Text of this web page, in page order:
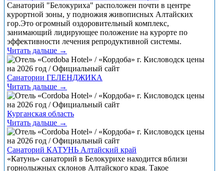
Санаторий "Белокуриха" расположен почти в центре
курортной зоны, у подножия живописных Алтайских
гор.Это огромный оздоровительный комплекс,
занимающий лидирующее положение на курорте по
эффективности лечения репродуктивной системы.
Читать дальше →
Санатории ГЕЛЕНДЖИКА
Читать дальше →
Курганская область
Читать дальше →
Санаторий КАТУНЬ Алтайский край
«Катунь» санаторий в Белокурихе находится вблизи
горнолыжных склонов Алтайского края. Такое